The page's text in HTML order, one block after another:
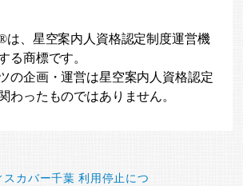
、星空案内人資格認定制度運営機
る商標です。
の企画・運営は星空案内人資格認定
わったものではありません。
スカバー千葉 利用停止につ